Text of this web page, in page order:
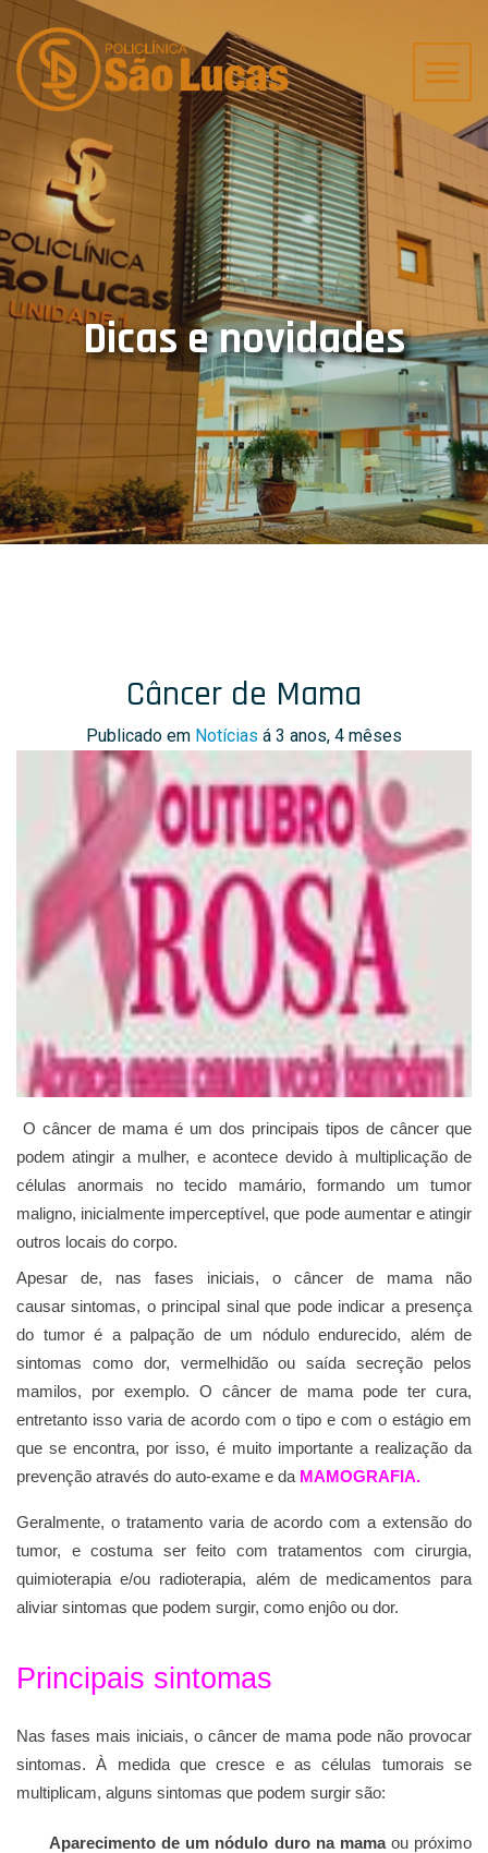
Dicas e novidades
Câncer de Mama
Publicado em Notícias á 3 anos, 4 mêses
O câncer de mama é um dos principais tipos de câncer que
podem atingir a mulher, e acontece devido à multiplicação de
células anormais no tecido mamário, formando um tumor
maligno, inicialmente imperceptível, que pode aumentar e atingir
outros locais do corpo.
Apesar de, nas fases iniciais, o câncer de mama não
causar sintomas, o principal sinal que pode indicar a presença
do tumor é a palpação de um nódulo endurecido, além de
sintomas como dor, vermelhidão ou saída secreção pelos
mamilos, por exemplo. O câncer de mama pode ter cura,
entretanto isso varia de acordo com o tipo e com o estágio em
que se encontra, por isso, é muito importante a realização da
prevenção através do auto-exame e da MAMOGRAFIA.
Geralmente, o tratamento varia de acordo com a extensão do
tumor, e costuma ser feito com tratamentos com cirurgia,
quimioterapia e/ou radioterapia, além de medicamentos para
aliviar sintomas que podem surgir, como enjôo ou dor.
Principais sintomas
Nas fases mais iniciais, o câncer de mama pode não provocar
sintomas. À medida que cresce e as células tumorais se
multiplicam, alguns sintomas que podem surgir são:
Aparecimento de um nódulo duro na mama ou próximo